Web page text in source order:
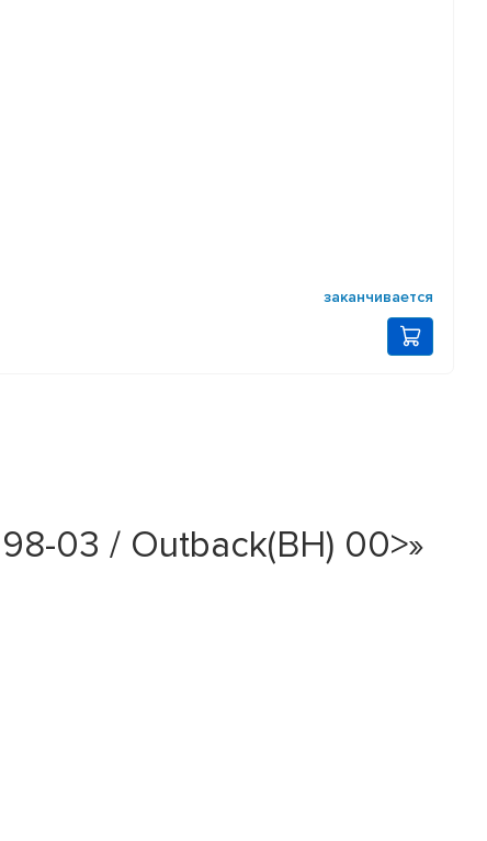
заканчивается
03 / Outback(BH) 00>»